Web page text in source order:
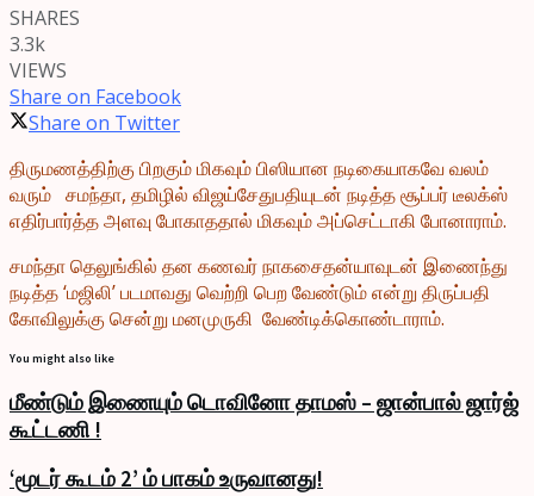
SHARES
3.3k
VIEWS
Share on Facebook
Share on Twitter
திருமணத்திற்கு பிறகும் மிகவும் பிஸியான நடிகையாகவே வலம்
வரும் சமந்தா, தமிழில் விஜய்சேதுபதியுடன் நடித்த சூப்பர் டீலக்ஸ்
எதிர்பார்த்த அளவு போகாததால் மிகவும் அப்செட்டாகி போனாராம்.
சமந்தா தெலுங்கில் தன கணவர் நாகசைதன்யாவுடன் இணைந்து
நடித்த ‘மஜிலி’ படமாவது வெற்றி பெற வேண்டும் என்று திருப்பதி
கோவிலுக்கு சென்று மனமுருகி வேண்டிக்கொண்டாராம்.
You might also like
மீண்டும் இணையும் டொவினோ தாமஸ் – ஜான்பால் ஜார்ஜ்
கூட்டணி !
‘மூடர் கூடம் 2’ ம் பாகம் உருவானது!